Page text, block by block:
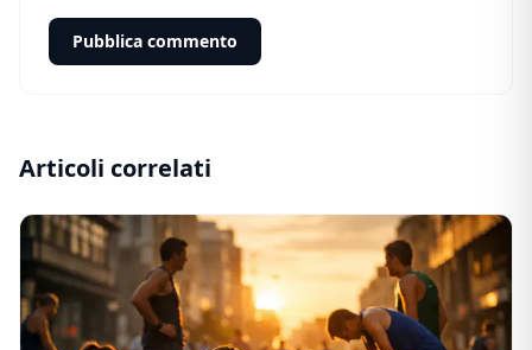
Pubblica commento
Articoli correlati